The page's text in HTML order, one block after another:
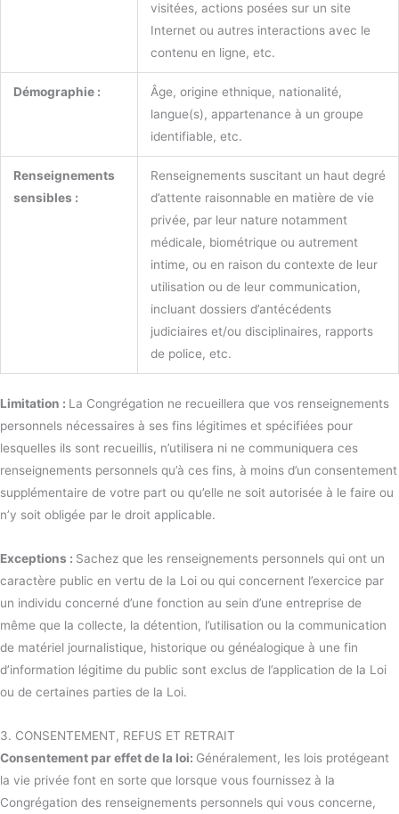
visitées, actions posées sur un site
Internet ou autres interactions avec le
contenu en ligne, etc.
Démographie :
Âge, origine ethnique, nationalité,
langue(s), appartenance à un groupe
identifiable, etc.
Renseignements
sensibles :
Renseignements suscitant un haut degré
d’attente raisonnable en matière de vie
privée, par leur nature notamment
médicale, biométrique ou autrement
intime, ou en raison du contexte de leur
utilisation ou de leur communication,
incluant dossiers d’antécédents
judiciaires et/ou disciplinaires, rapports
de police, etc.
Limitation : La Congrégation ne recueillera que vos renseignements
personnels nécessaires à ses fins légitimes et spécifiées pour
lesquelles ils sont recueillis, n’utilisera ni ne communiquera ces
renseignements personnels qu’à ces fins, à moins d’un consentement
supplémentaire de votre part ou qu’elle ne soit autorisée à le faire ou
n’y soit obligée par le droit applicable.
Exceptions : Sachez que les renseignements personnels qui ont un
caractère public en vertu de la Loi ou qui concernent l’exercice par
un individu concerné d’une fonction au sein d’une entreprise de
même que la collecte, la détention, l’utilisation ou la communication
de matériel journalistique, historique ou généalogique à une fin
d’information légitime du public sont exclus de l’application de la Loi
ou de certaines parties de la Loi.
3. CONSENTEMENT, REFUS ET RETRAIT
Consentement par effet de la loi: Généralement, les lois protégeant
la vie privée font en sorte que lorsque vous fournissez à la
Congrégation des renseignements personnels qui vous concerne,